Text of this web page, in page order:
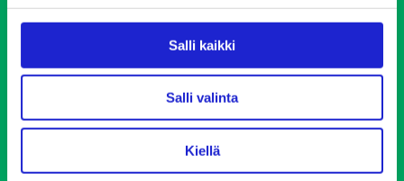
Salli kaikki
Salli valinta
Kiellä
vasta ketjun viimeisiä työvaiheita. Sitä ennen
täytyy kasvattaa tai valmistaa kuidut, valmistaa
lanka, tuottaa neulos tai kangas, sekä värjätä ja